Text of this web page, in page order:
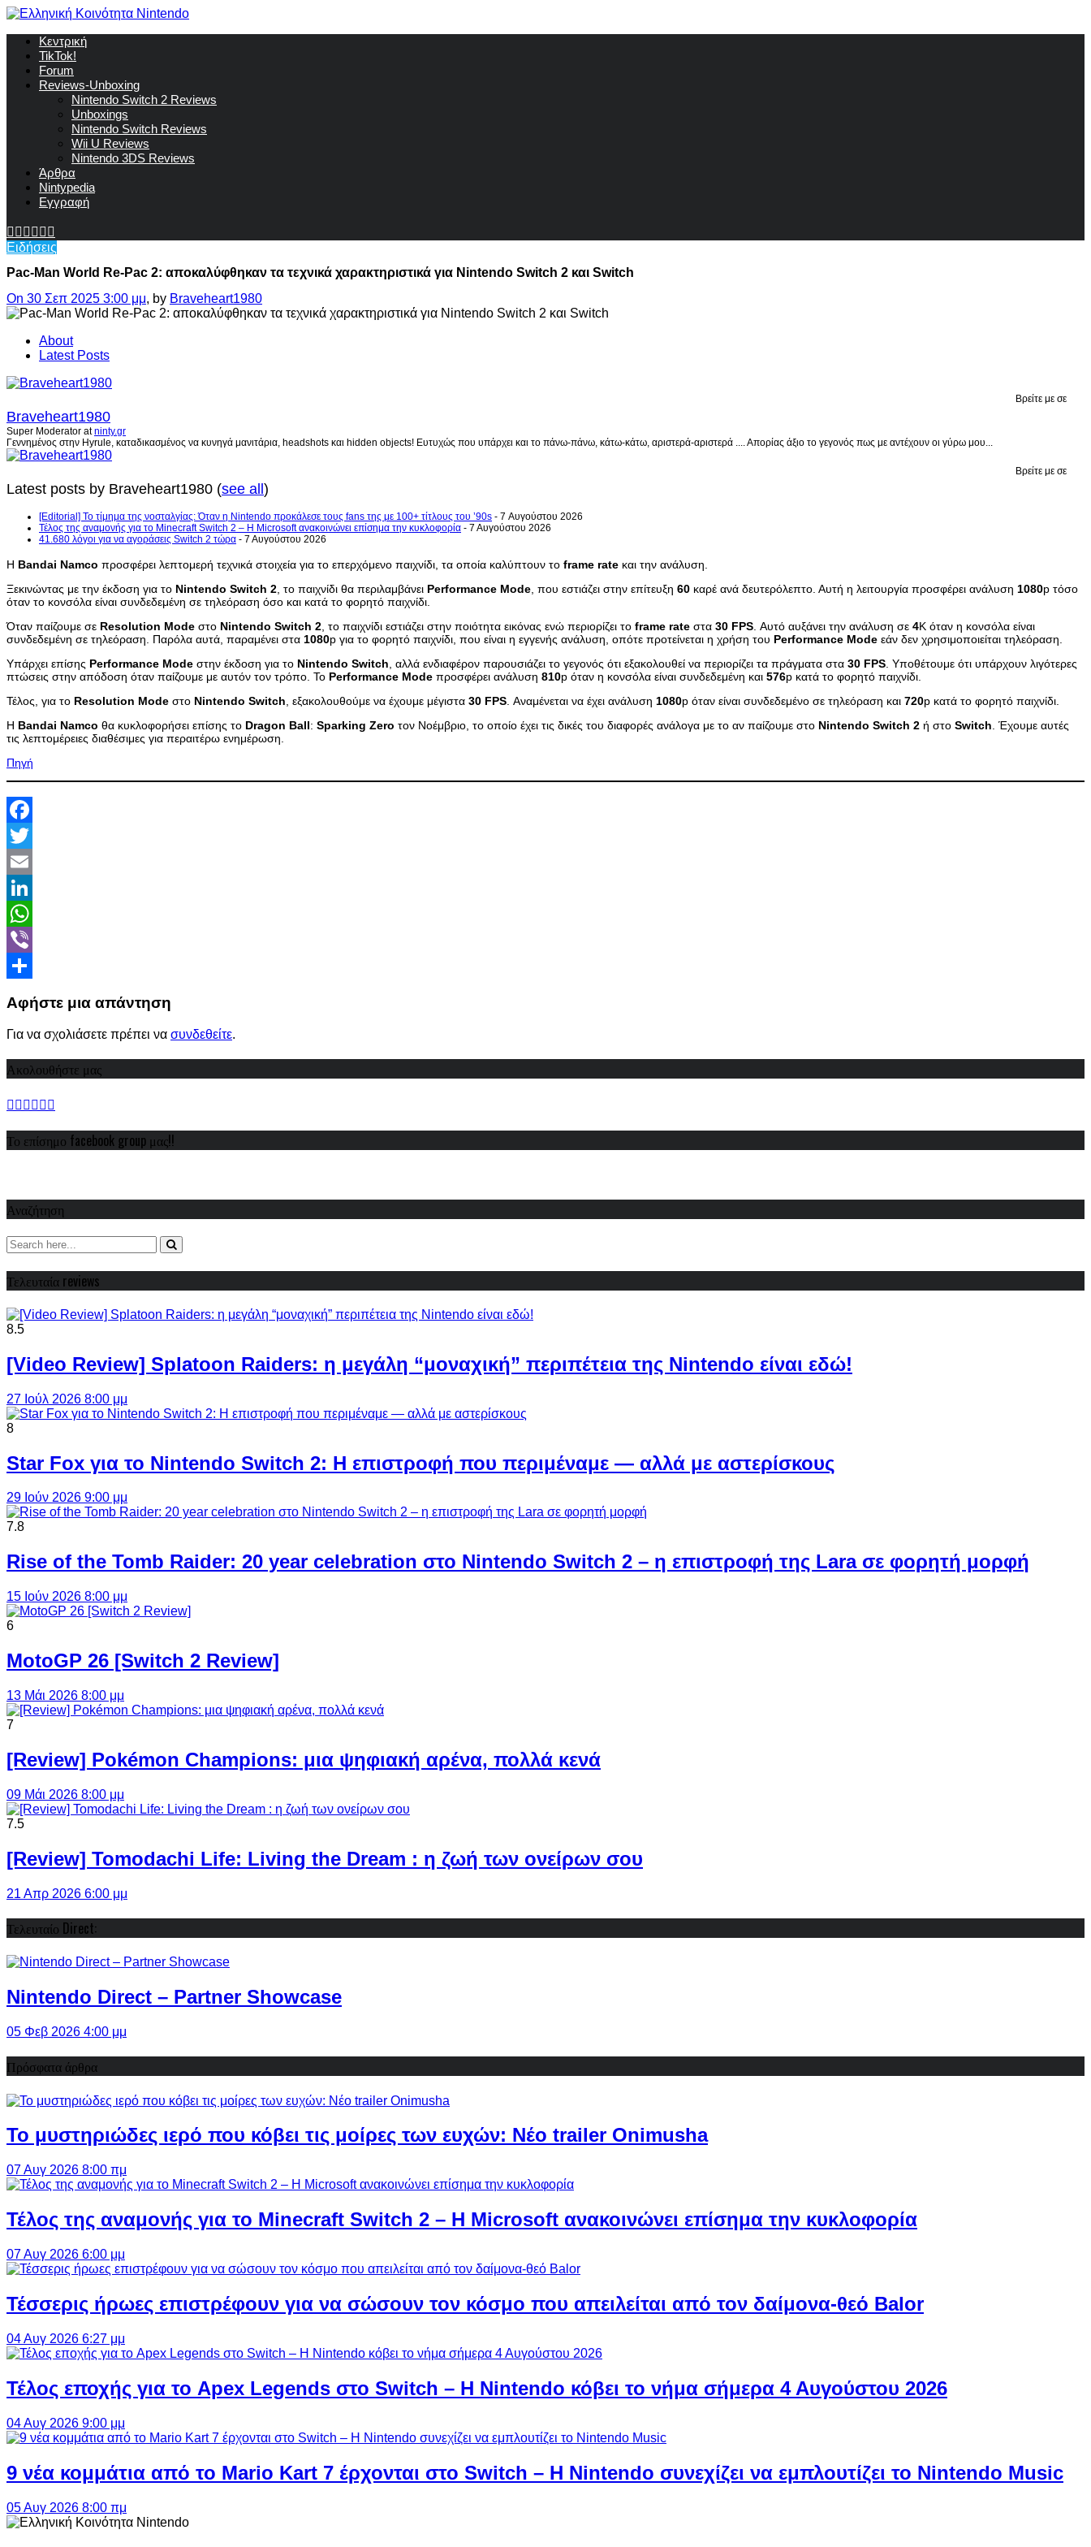
Κεντρική
TikTok!
Forum
Reviews-Unboxing
Nintendo Switch 2 Reviews
Unboxings
Nintendo Switch Reviews
Wii U Reviews
Nintendo 3DS Reviews
Άρθρα
Nintypedia
Εγγραφή
Ειδήσεις
Pac-Man World Re-Pac 2: αποκαλύφθηκαν τα τεχνικά χαρακτηριστικά για Nintendo Switch 2 και Switch
On 30 Σεπ 2025 3:00 μμ, by Braveheart1980
About
Latest Posts
Βρείτε με σε
Braveheart1980
Super Moderator atninty.gr
Γεννημένος στην Hyrule, καταδικασμένος να κυνηγά μανιτάρια, headshots και hidden objects! Ευτυχώς που υπάρχει και το πάνω-πάνω, κάτω-κάτω, αριστερά-αριστερά .... Απορίας άξιο το γεγονός πως με αντέχουν οι γύρω μου...
Βρείτε με σε
Latest posts by Braveheart1980 (see all)
[Editorial] Το τίμημα της νοσταλγίας: Όταν η Nintendo προκάλεσε τους fans της με 100+ τίτλους του ’90s - 7 Αυγούστου 2026
Τέλος της αναμονής για το Minecraft Switch 2 – Η Microsoft ανακοινώνει επίσημα την κυκλοφορία - 7 Αυγούστου 2026
41.680 λόγοι για να αγοράσεις Switch 2 τώρα - 7 Αυγούστου 2026
Η Bandai Namco προσφέρει λεπτομερή τεχνικά στοιχεία για το επερχόμενο παιχνίδι, τα οποία καλύπτουν το frame rate και την ανάλυση.
Ξεκινώντας με την έκδοση για το Nintendo Switch 2 , το παιχνίδι θα περιλαμβάνει Performance Mode , που εστιάζει στην επίτευξη 60 καρέ ανά δευτερόλεπτο. Αυτή η λειτουργία προσφέρει ανάλυση 1080p τόσο
όταν το κονσόλα είναι συνδεδεμένη σε τηλεόραση όσο και κατά το φορητό παιχνίδι.
Όταν παίζουμε σε Resolution Mode στο Nintendo Switch 2 , το παιχνίδι εστιάζει στην ποιότητα εικόνας ενώ περιορίζει το frame rate στα 30 FPS . Αυτό αυξάνει την ανάλυση σε 4K όταν η κονσόλα είναι
συνδεδεμένη σε τηλεόραση. Παρόλα αυτά, παραμένει στα 1080p για το φορητό παιχνίδι, που είναι η εγγενής ανάλυση, οπότε προτείνεται η χρήση του Performance Mode εάν δεν χρησιμοποιείται τηλεόραση.
Υπάρχει επίσης Performance Mode στην έκδοση για το Nintendo Switch , αλλά ενδιαφέρον παρουσιάζει το γεγονός ότι εξακολουθεί να περιορίζει τα πράγματα στα 30 FPS . Υποθέτουμε ότι υπάρχουν λιγότερες
πτώσεις στην απόδοση όταν παίζουμε με αυτόν τον τρόπο. Το Performance Mode προσφέρει ανάλυση 810p όταν η κονσόλα είναι συνδεδεμένη και 576p κατά το φορητό παιχνίδι.
Τέλος, για το Resolution Mode στο Nintendo Switch , εξακολουθούμε να έχουμε μέγιστα 30 FPS . Αναμένεται να έχει ανάλυση 1080p όταν είναι συνδεδεμένο σε τηλεόραση και 720p κατά το φορητό παιχνίδι.
Η Bandai Namco θα κυκλοφορήσει επίσης το Dragon Ball: Sparking Zero τον Νοέμβριο, το οποίο έχει τις δικές του διαφορές ανάλογα με το αν παίζουμε στο Nintendo Switch 2 ή στο Switch . Έχουμε αυτές
τις λεπτομέρειες διαθέσιμες για περαιτέρω ενημέρωση.
Πηγή
Facebook
Twitter
Email
LinkedIn
WhatsApp
Viber
Αφήστε μια απάντηση
Για να σχολιάσετε πρέπει να συνδεθείτε.
Ακολουθήστε μας
Το επίσημο facebook group μας!!
Αναζήτηση
Τελευταία reviews
8.5
[Video Review] Splatoon Raiders: η μεγάλη “μοναχική” περιπέτεια της Nintendo είναι εδώ!
27 Ιούλ 2026 8:00 μμ
8
Star Fox για το Nintendo Switch 2: Η επιστροφή που περιμέναμε — αλλά με αστερίσκους
29 Ιούν 2026 9:00 μμ
7.8
Rise of the Tomb Raider: 20 year celebration στο Nintendo Switch 2 – η επιστροφή της Lara σε φορητή μορφή
15 Ιούν 2026 8:00 μμ
6
MotoGP 26 [Switch 2 Review]
13 Μάι 2026 8:00 μμ
7
[Review] Pokémon Champions: μια ψηφιακή αρένα, πολλά κενά
09 Μάι 2026 8:00 μμ
7.5
[Review] Tomodachi Life: Living the Dream : η ζωή των ονείρων σου
21 Απρ 2026 6:00 μμ
Τελευταίο Direct:
Nintendo Direct – Partner Showcase
05 Φεβ 2026 4:00 μμ
Πρόσφατα άρθρα
Το μυστηριώδες ιερό που κόβει τις μοίρες των ευχών: Νέο trailer Onimusha
07 Αυγ 2026 8:00 πμ
Τέλος της αναμονής για το Minecraft Switch 2 – Η Microsoft ανακοινώνει επίσημα την κυκλοφορία
07 Αυγ 2026 6:00 μμ
Τέσσερις ήρωες επιστρέφουν για να σώσουν τον κόσμο που απειλείται από τον δαίμονα-θεό Balor
04 Αυγ 2026 6:27 μμ
Τέλος εποχής για το Apex Legends στο Switch – Η Nintendo κόβει το νήμα σήμερα 4 Αυγούστου 2026
04 Αυγ 2026 9:00 μμ
9 νέα κομμάτια από το Mario Kart 7 έρχονται στο Switch – Η Nintendo συνεχίζει να εμπλουτίζει το Nintendo Music
05 Αυγ 2026 8:00 πμ